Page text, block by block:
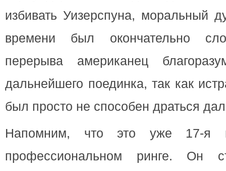
избивать Уизерспуна, моральный
времени был окончательно
перерыва американец
дальнейшего поединка, так как
был просто не способен драться
Напомним, что это уже 17-я
профессиональном ринге. Он